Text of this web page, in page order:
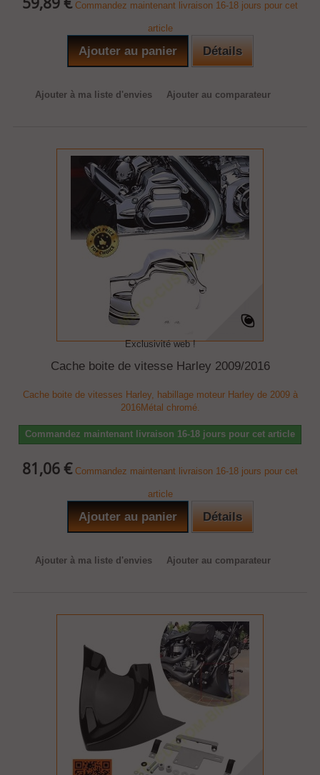
Commandez maintenant livraison 16-18 jours pour cet
article
Ajouter au panier Détails
Ajouter à ma liste d'envies Ajouter au comparateur
Exclusivité web !
Cache boite de vitesse Harley 2009/2016
Cache boite de vitesses Harley, habillage moteur Harley de 2009 à
2016Métal chromé.
Commandez maintenant livraison 16-18 jours pour cet article
81,06 € Commandez maintenant livraison 16-18 jours pour cet
article
Ajouter au panier Détails
Ajouter à ma liste d'envies Ajouter au comparateur